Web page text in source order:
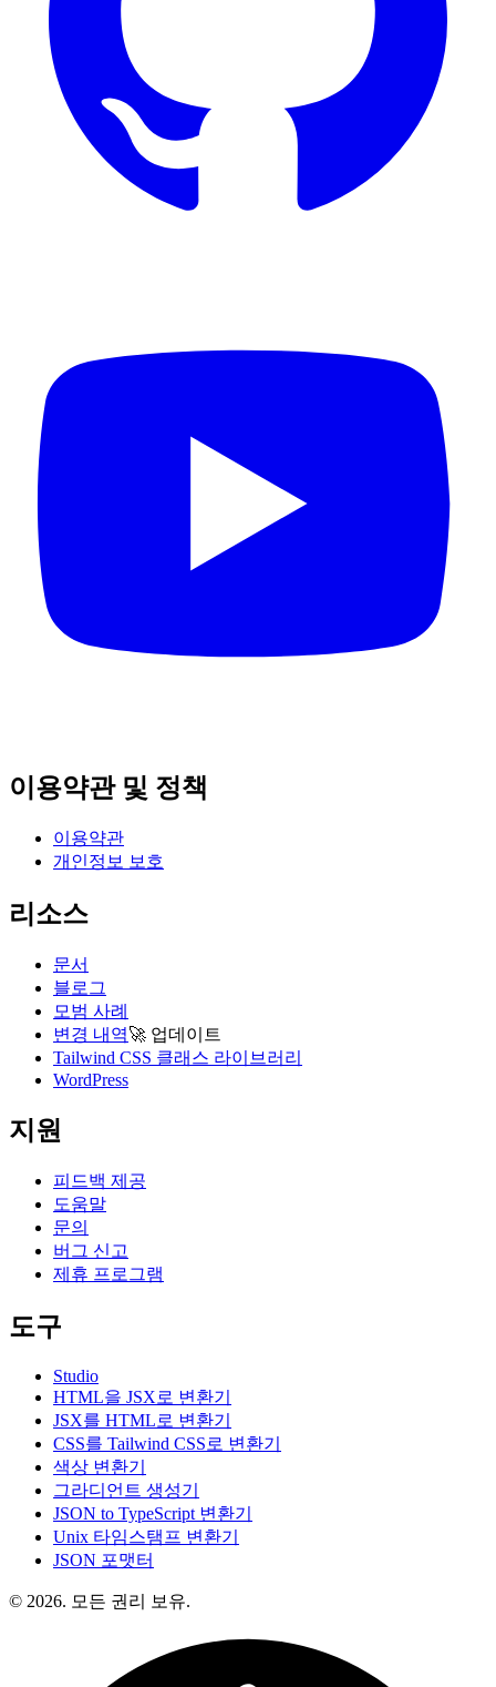
이용약관 및 정책
이용약관
개인정보 보호
리소스
문서
블로그
모범 사례
변경 내역🚀 업데이트
Tailwind CSS 클래스 라이브러리
WordPress
지원
피드백 제공
도움말
문의
버그 신고
제휴 프로그램
도구
Studio
HTML을 JSX로 변환기
JSX를 HTML로 변환기
CSS를 Tailwind CSS로 변환기
색상 변환기
그라디언트 생성기
JSON to TypeScript 변환기
Unix 타임스탬프 변환기
JSON 포맷터
© 2026. 모든 권리 보유.